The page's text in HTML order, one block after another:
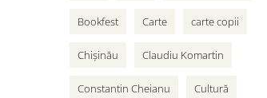
Bookfest Carte carte copii
Chișinău Claudiu Komartin
Constantin Cheianu Cultură